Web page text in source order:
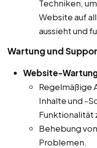
Techniken,
Website auf
aussieht und
Wartung und
Website-
Regelmäßige
Inhalte und -
Funktionalität
Behebung
Problemen.